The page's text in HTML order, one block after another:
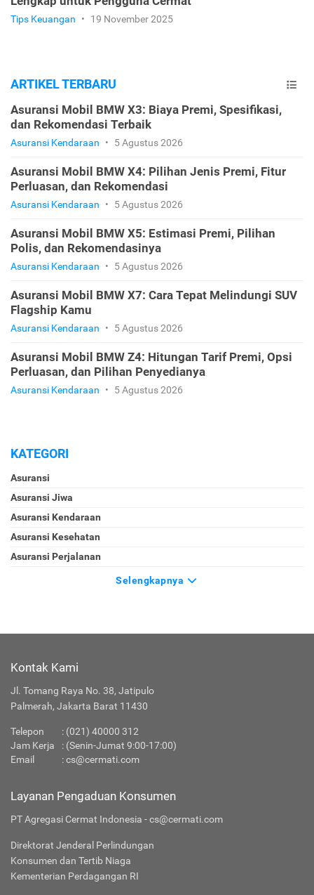
Tips Keuangan • 19 November 2025
ARTIKEL TERBARU
Asuransi Mobil BMW X3: Biaya Premi, Spesifikasi,
dan Rekomendasi Terbaik
Asuransi Kendaraan • 5 Agustus 2026
Asuransi Mobil BMW X4: Pilihan Jenis Premi, Fitur
Perluasan, dan Rekomendasi
Asuransi Kendaraan • 5 Agustus 2026
Asuransi Mobil BMW X5: Estimasi Premi, Pilihan
Polis, dan Rekomendasinya
Asuransi Kendaraan • 5 Agustus 2026
Asuransi Mobil BMW X7: Cara Tepat Melindungi SUV
Flagship Kamu
Asuransi Kendaraan • 5 Agustus 2026
Asuransi Mobil BMW Z4: Hitungan Tarif Premi, Opsi
Perluasan, dan Pilihan Penyedianya
Asuransi Kendaraan • 5 Agustus 2026
KATEGORI
Asuransi
Asuransi Jiwa
Asuransi Kendaraan
Asuransi Kesehatan
Asuransi Perjalanan
Selengkapnya
Kontak Kami
Jl. Tomang Raya No. 38, Jatipulo
Palmerah, Jakarta Barat 11430
Telepon : (021) 40000 312
Jam Kerja
: (Senin-Jumat 9:00-17:00)
Email
:cs@cermati.com
Layanan Pengaduan Konsumen
PT Agregasi Cermat Indonesia - cs@cermati.com
Direktorat Jenderal Perlindungan
Konsumen dan Tertib Niaga
Kementerian Perdagangan RI